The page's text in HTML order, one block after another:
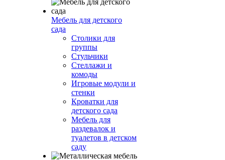
Мебель для детского
сада
Столики для
группы
Стульчики
Стеллажи и
комоды
Игровые модули и
стенки
Кроватки для
детского сада
Мебель для
раздевалок и
туалетов в детском
саду